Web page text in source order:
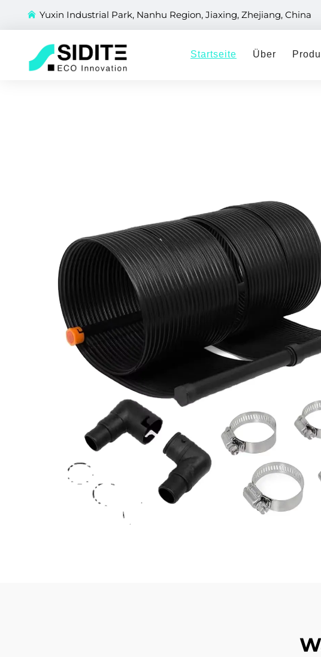
Yuxin Industrial Park, Nanhu Region, Jiaxing, Zhejiang, China
Startseite Über